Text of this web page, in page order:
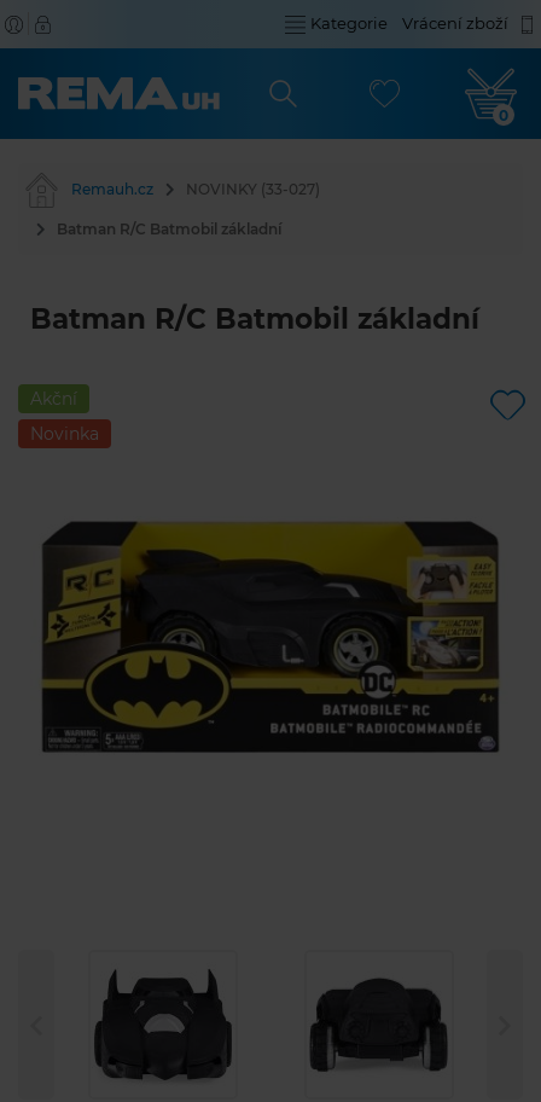
Kategorie Vrácení zboží
0
Remauh.cz NOVINKY (33-027)
Batman R/C Batmobil základní
Batman R/C Batmobil základní
Akční
Novinka